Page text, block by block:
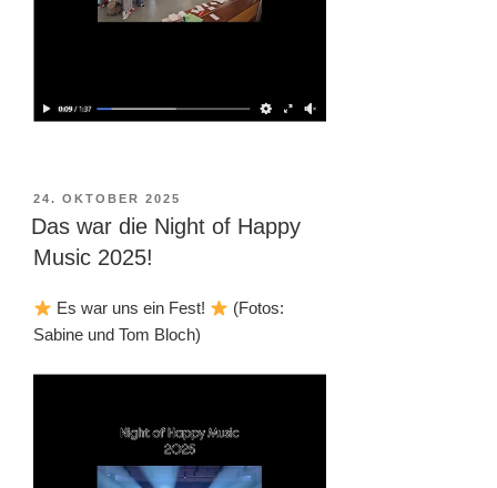
VERÖFFENTLICHT
AM
24. OKTOBER 2025
Das war die Night of Happy
Music 2025!
Es war uns ein Fest!
(Fotos:
Sabine und Tom Bloch)